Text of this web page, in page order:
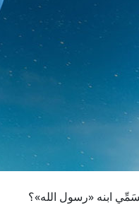
ابنه «رسول الله»؟